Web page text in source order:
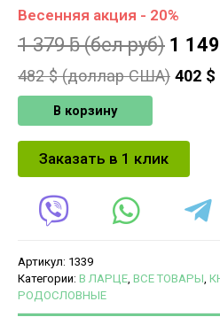
Весенняя акция - 20%
1 379ƃ(бел руб) 1 149
482$ (доллар США) 402
В корзину
Заказать в 1 клик
Артикул: 1339
Категории: В ЛАРЦЕ ВСЕ ТОВАРЫ
РОДОСЛОВНЫЕ